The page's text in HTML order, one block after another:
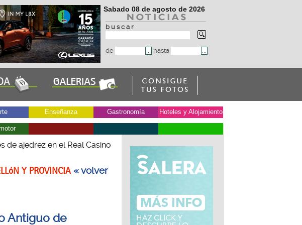
Sabado 08 de agosto de 2026
b u s c a r
de hasta
Enseñanza Gastronomía Hoteles y Alojamiento
de ajedrez en el Real Casino
Y PROVINCIA« volver
Antiguo de